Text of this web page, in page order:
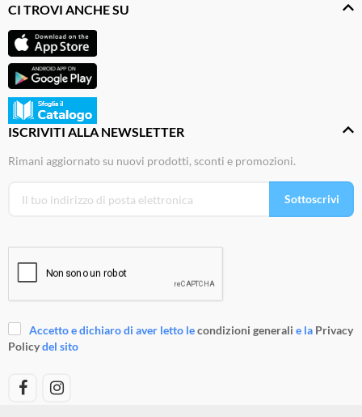
CI TROVI ANCHE SU
ISCRIVITI ALLA NEWSLETTER
Rimani aggiornato su nuovi prodotti, sconti e promozioni.
Sottoscrivi
Accetto e dichiaro di aver letto lecondizioni generali e la Privacy
Policydel sito